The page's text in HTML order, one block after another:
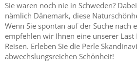
Sie waren noch nie in Schweden?
nämlich Dänemark, diese
Wenn Sie spontan auf der Suche nach
empfehlen wir Ihnen eine unserer Last
Reisen. Erleben Sie die Perle
abwechslungsreichen Schönheit!